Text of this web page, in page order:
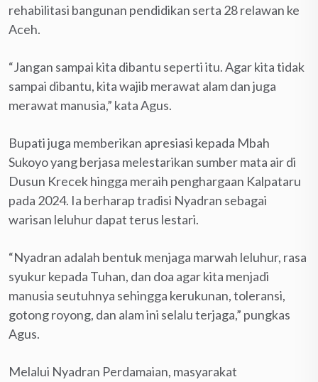
rehabilitasi bangunan pendidikan serta 28 relawan ke
Aceh.
“Jangan sampai kita dibantu seperti itu. Agar kita tidak
sampai dibantu, kita wajib merawat alam dan juga
merawat manusia,” kata Agus.
Bupati juga memberikan apresiasi kepada Mbah
Sukoyo yang berjasa melestarikan sumber mata air di
Dusun Krecek hingga meraih penghargaan Kalpataru
pada 2024. Ia berharap tradisi Nyadran sebagai
warisan leluhur dapat terus lestari.
“Nyadran adalah bentuk menjaga marwah leluhur, rasa
syukur kepada Tuhan, dan doa agar kita menjadi
manusia seutuhnya sehingga kerukunan, toleransi,
gotong royong, dan alam ini selalu terjaga,” pungkas
Agus.
Melalui Nyadran Perdamaian, masyarakat